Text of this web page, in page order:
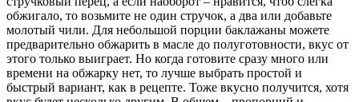
обжигало, то возьмите не один стручок, а два или добавьте
молотый чили. Для небольшой порции баклажаны можете
предварительно обжарить в масле до полуготовности, вкус от
этого только выиграет. Но когда готовите сразу много или
времени на обжарку нет, то лучше выбрать простой и
быстрый вариант, как в рецепте. Тоже вкусно получится, хотя